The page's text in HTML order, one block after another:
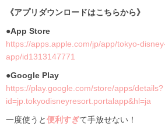
《アプリダウンロードはこちらから》
●App Store
https://apps.apple.com/jp/app/tokyo-
app/id1313147771
●Google Play
https://play.google.com/store/apps/details?
id=jp.tokyodisneyresort.portalapp&hl=ja
一度使うと便利すぎて手放せない！